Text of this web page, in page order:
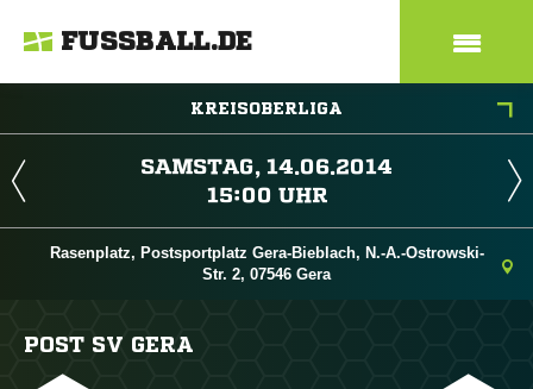
FUSSBALL.DE
KREISOBERLIGA
 
 
Rasenplatz, Postsportplatz Gera-Bieblach, N.-A.-Ostrowski-
Str. 2, 07546 Gera
POST SV GERA